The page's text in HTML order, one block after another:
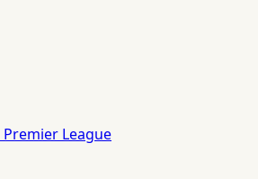
Premier League